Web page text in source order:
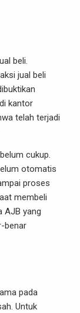
beli.
jual beli
kantor
telah terjadi
cukup.
otomatis
proses
membeli
AJB yang
benar
pada
Untuk